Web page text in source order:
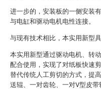
进一步的，安装板的一侧安装
与电缸和驱动电机电性连接。
与现有技术相比，本实用新型
本实用新型通过驱动电机、转
配合使用，实现了对纸板快速
替代传统人工剪切的方式，提
送辊、一对齿轮、一对V型皮